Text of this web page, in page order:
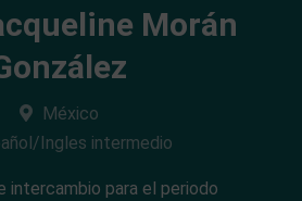
Morán
México
Ingles intermedio
intercambio para el periodo